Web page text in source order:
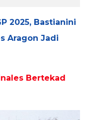
2025, Bastianini
Aragon Jadi
Bertekad